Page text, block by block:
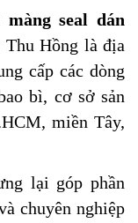
màng seal dán
Thu Hồng là địa
cấp các dòng
bì, cơ sở sản
miền Tây,
lại góp phần
chuyên nghiệp